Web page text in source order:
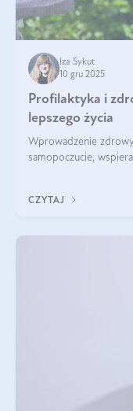
Iza Sykut
10 gru 2025
Profilaktyka i
lepszego życia
Wprowadzenie
samopoczucie,
CZYTAJ